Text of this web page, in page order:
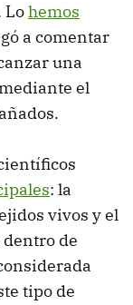
Lohemos
a comentar
una
el
: la
vivos y el
de
tipo de